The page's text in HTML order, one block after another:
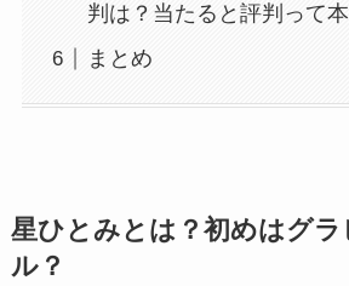
判は？当たると評判って
まとめ
星ひとみとは？初めはグラ
ル？